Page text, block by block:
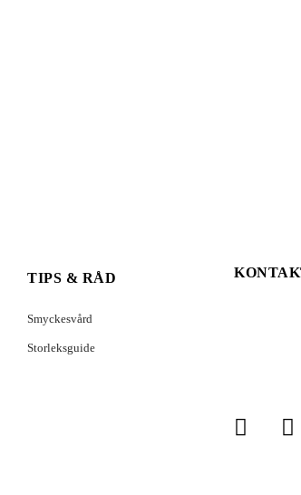
TIPS & RÅD
Smyckesvård
Storleksguide